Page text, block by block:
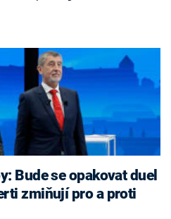
zmiňují pro a proti